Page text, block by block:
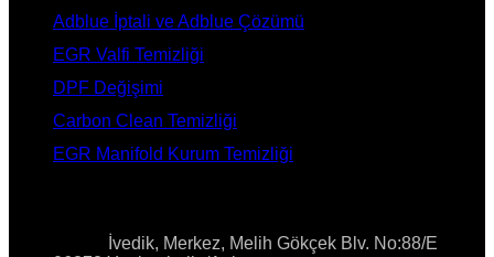
Adblue İptali ve Adblue Çözümü
EGR Valfi Temizliği
DPF Değişimi
Carbon Clean Temizliği
EGR Manifold Kurum Temizliği
İvedik, Merkez, Melih Gökçek Blv. No:88/E